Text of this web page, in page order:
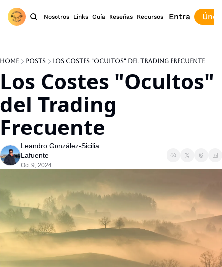
Nosotros Links Guía Reseñas Recursos Entra
Home Posts Los Costes "Ocultos" del Trading Frecuente
Los Costes "Ocultos"
del Trading
Frecuente
Leandro González-Sicilia
Lafuente
Oct 9, 2024